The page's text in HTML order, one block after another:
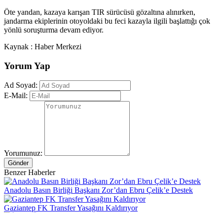
Öte yandan, kazaya karışan TIR sürücüsü gözaltına alınırken,
jandarma ekiplerinin otoyoldaki bu feci kazayla ilgili başlattığı çok
yönlü soruşturma devam ediyor.
Kaynak : Haber Merkezi
Yorum Yap
Ad Soyad:
E-Mail:
Yorumunuz:
Gönder
Benzer Haberler
Anadolu Basın Birliği Başkanı Zor’dan Ebru Çelik’e Destek
Gaziantep FK Transfer Yasağını Kaldırıyor